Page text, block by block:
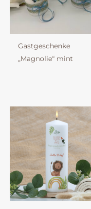
Gastgeschenke
„Magnolie“ mint